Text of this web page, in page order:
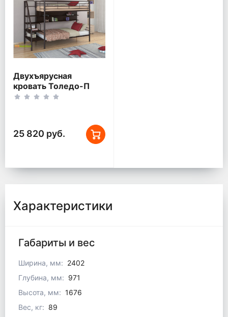
Двухъярусная
кровать Толедо-П
Коричневый/Венге
25 820 руб.
Характеристики
Габариты и вес
Ширина, мм: 2402
Глубина, мм: 971
Высота, мм: 1676
Вес, кг: 89